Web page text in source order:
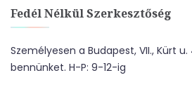
Fedél Nélkül Szerkesztőség
Személyesen a Budapest, VII., Kürt
bennünket. H-P: 9-12-ig